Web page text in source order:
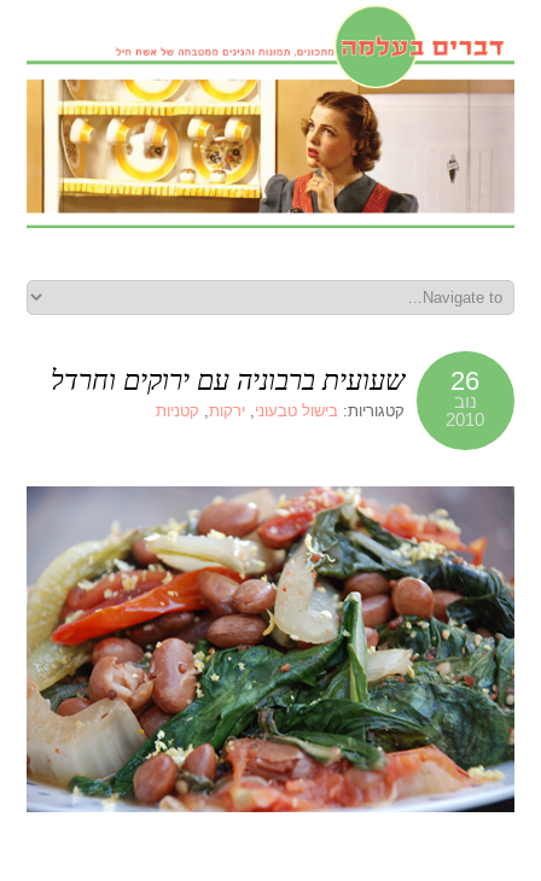
26
נוב
2010
שעועית ברבוניה עם ירוקים וחרדל
קטגוריות:בישול טבעוני,ירקות, קטניות